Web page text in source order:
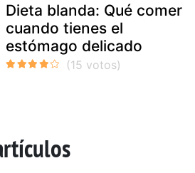
Dieta blanda: Qué comer
cuando tienes el
estómago delicado